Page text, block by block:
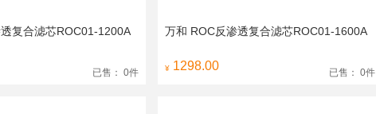
复合滤芯ROC01-1200A
已售： 0件
万和 ROC反渗透复合滤芯ROC01-1600A
¥ 1298.00 已售： 0件